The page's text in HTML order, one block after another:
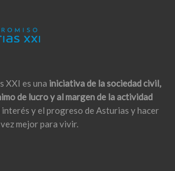
XXI es una iniciativa de la sociedad civil,
de lucro y al margen de la actividad
interés y el progreso de Asturias y hacer
mejor para vivir.